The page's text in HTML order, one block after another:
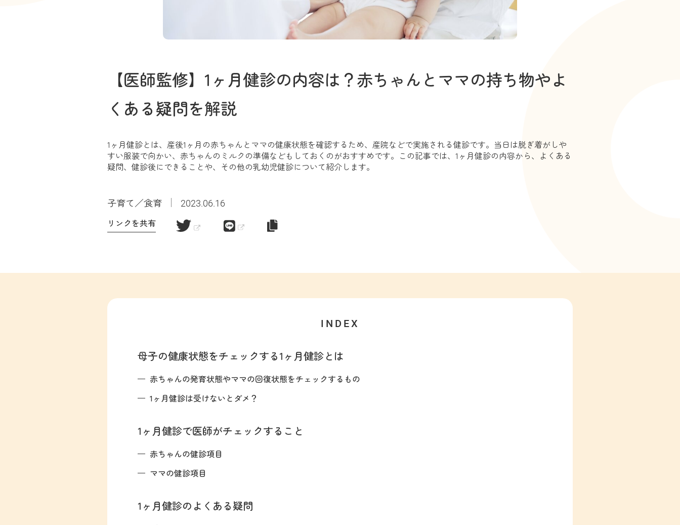
【医師監修】1ヶ月健診の内容は？赤ちゃんとママの持ち物やよ
くある疑問を解説
1ヶ月健診とは、産後1ヶ月の赤ちゃんとママの健康状態を確認するため、産院などで実施される健診です。当日は脱ぎ着がしや
すい服装で向かい、赤ちゃんのミルクの準備などもしておくのがおすすめです。この記事では、1ヶ月健診の内容から、よくある
疑問、健診後にできることや、その他の乳幼児健診について紹介します。
子育て／食育 2023.06.16
リンクを共有
INDEX
母子の健康状態をチェックする1ヶ月健診とは
赤ちゃんの発育状態やママの回復状態をチェックするもの
1ヶ月健診は受けないとダメ？
1ヶ月健診で医師がチェックすること
赤ちゃんの健診項目
ママの健診項目
1ヶ月健診のよくある疑問